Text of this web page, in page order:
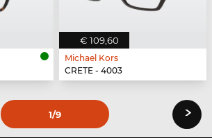
€ 109,60
Michael Kors
CRETE - 4003
1/9 ›